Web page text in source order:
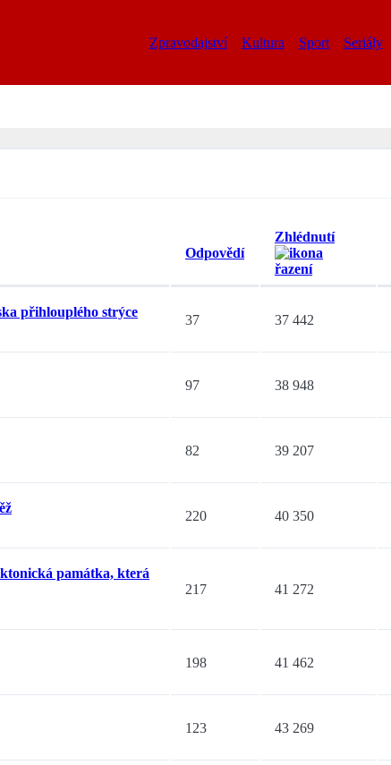
Zpravodajství Kultura Sport Seriály
Odpovědí
Zhlédnutí
přihlouplého strýce
37 37 442
97 38 948
82 39 207
220 40 350
památka, která
217 41 272
198 41 462
123 43 269